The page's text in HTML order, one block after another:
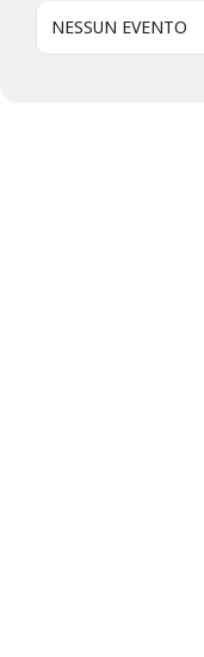
NESSUN EVENTO